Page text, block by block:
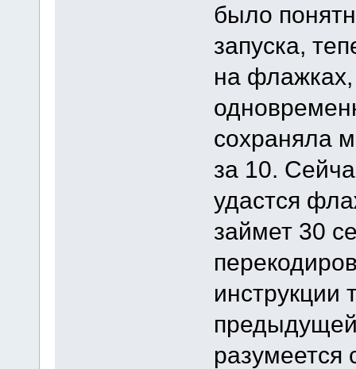
было
запуска,
на
сохраняла
за 10.
удастся
займет 30
инструкции
разумеется